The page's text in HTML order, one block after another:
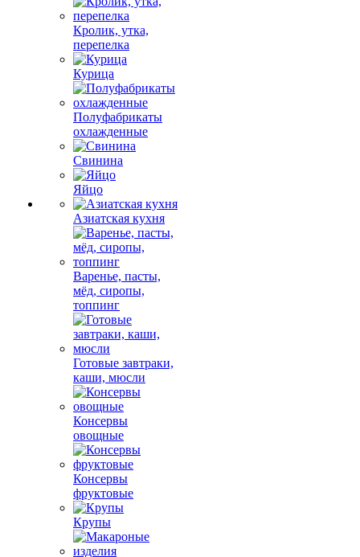
Кролик, утка,
перепелка
Курица
Полуфабрикаты
охлажденные
Свинина
Яйцо
Азиатская кухня
Варенье, пасты,
мёд, сиропы,
топпинг
Готовые завтраки,
каши, мюсли
Консервы
овощные
Консервы
фруктовые
Крупы